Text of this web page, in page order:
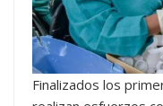
Finalizados los